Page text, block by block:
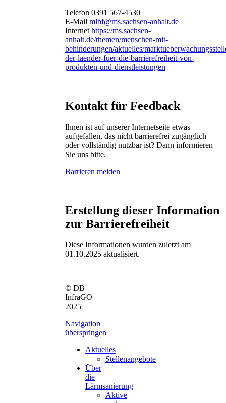
Telefon 0391 567-4530
E-Mail mlbf@ms.sachsen-anhalt.de
Internet https://ms.sachsen-
anhalt.de/themen/menschen-mit-
behinderungen/aktuelles/
der-laender-fuer-die-barrierefreiheit-von-
produkten-und-dienstleistungen
Kontakt für Feedback
Ihnen ist auf unserer Internetseite etwas
aufgefallen, das nicht barrierefrei zugänglich
oder vollständig nutzbar ist? Dann informieren
Sie uns bitte.
Barrieren melden
Erstellung dieser Information
zur Barrierefreiheit
Diese Informationen wurden zuletzt am
01.10.2025 aktualisiert.
© DB
InfraGO
2025
Navigation
überspringen
Aktuelles
Stellenangebote
Über
die
Lärmsanierung
Aktive